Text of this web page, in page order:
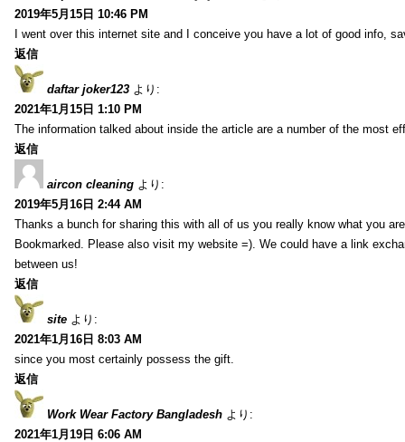
2019年5月15日 10:46 PM
I went over this internet site and I conceive you have a lot of good info,
返信
daftar joker123 より:
2021年1月15日 1:10 PM
The information talked about inside the article are a number of the most
返信
aircon cleaning より:
2019年5月16日 2:44 AM
Thanks a bunch for sharing this with all of us you really know what you
Bookmarked. Please also visit my website =). We could have a link
between us!
返信
site より:
2021年1月16日 8:03 AM
since you most certainly possess the gift.
返信
Work Wear Factory Bangladesh より:
2021年1月19日 6:06 AM